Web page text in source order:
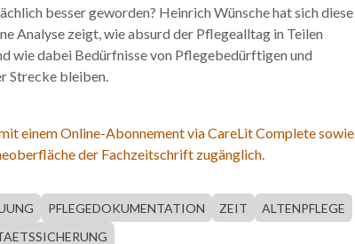
besser geworden? Heinrich Wünsche hat sich diese
Analyse zeigt, wie absurd der Pflegealltag in Teilen
wie dabei Bedürfnisse von Pflegebedürftigen und
Strecke bleiben.
einem Online-Abonnement via CareLit Complete sowie
der Fachzeitschrift zugänglich.
PFLEGEDOKUMENTATION ZEIT
ALTENPFLEGE